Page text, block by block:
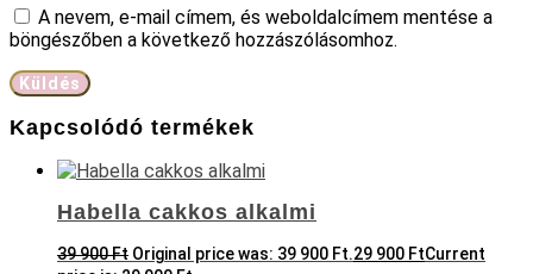
A nevem, e-mail címem, és weboldalcímem mentése a
böngészőben a következő hozzászólásomhoz.
Kapcsolódó termékek
Habella cakkos alkalmi
39 900Ft Original price was: 39 900 Ft.29 900 FtCurrent